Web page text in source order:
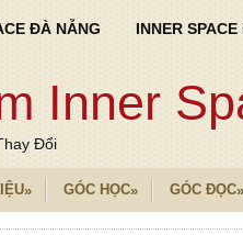
ĐÀ NẴNG INNER SPACE
Inner
Đổi
» GÓC HỌC» GÓC ĐỌC»